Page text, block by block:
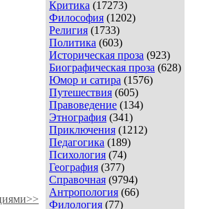
Критика (17273)
Философия (1202)
Религия (1733)
Политика (603)
Историческая проза (923)
Биографическая проза (628)
Юмор и сатира (1576)
Путешествия (605)
Правоведение (134)
Этнография (341)
Приключения (1212)
Педагогика (189)
Психология (74)
География (377)
Справочная (9794)
Антропология (66)
Филология (77)